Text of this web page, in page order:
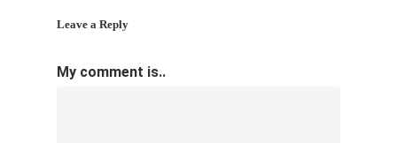
Leave a Reply
My comment is..